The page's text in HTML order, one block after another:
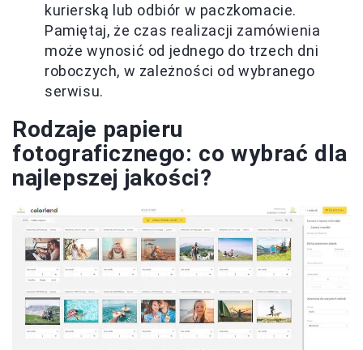
kurierską lub odbiór w paczkomacie.
Pamiętaj, że czas realizacji zamówienia
może wynosić od jednego do trzech dni
roboczych, w zależności od wybranego
serwisu.
Rodzaje papieru
fotograficznego: co wybrać dla
najlepszej jakości?